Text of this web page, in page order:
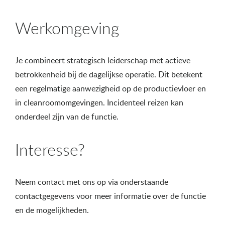
Werkomgeving
Je combineert strategisch leiderschap met actieve
betrokkenheid bij de dagelijkse operatie. Dit betekent
een regelmatige aanwezigheid op de productievloer en
in cleanroomomgevingen. Incidenteel reizen kan
onderdeel zijn van de functie.
Interesse?
Neem contact met ons op via onderstaande
contactgegevens voor meer informatie over de functie
en de mogelijkheden.